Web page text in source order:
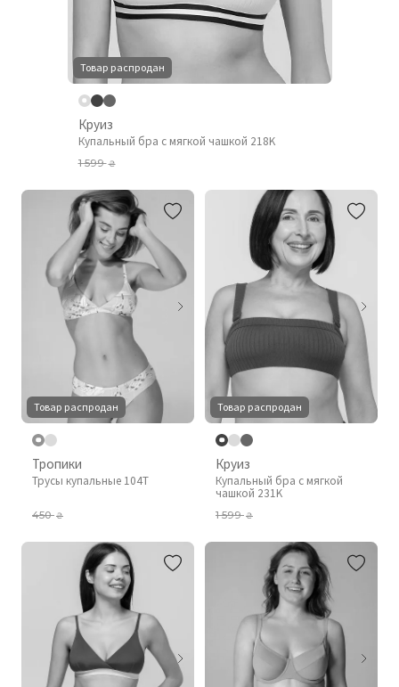
Товар распродан
Круиз
Купальный бра с мягкой чашкой 218K
1 599₴
Товар распродан
Тропики
Трусы купальные 104T
450₴
Товар распродан
Круиз
Купальный бра с мягкой
чашкой 231K
1 599₴